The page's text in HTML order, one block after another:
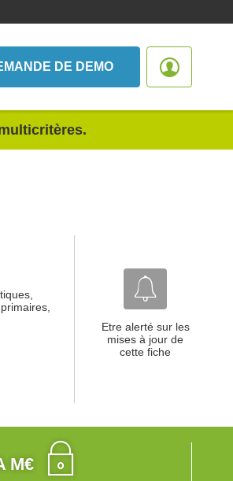
DE DEMO
Etre alerté sur les
mises à jour de
cette fiche
M€